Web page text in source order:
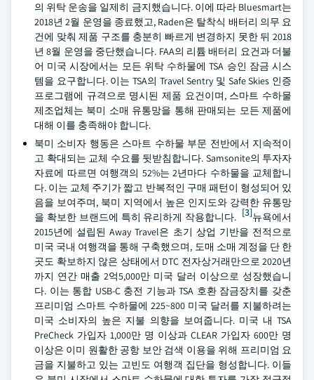
의 위탁 운송을 일제히 금지했습니다. 이에 따라 Bluesmart는
2018년 2월 운영을 종료했고, Raden은 탈착식 배터리 의무 요
건에 맞춰 제품 구조를 충분히 빠르게 변경하지 못한 뒤 2018
년 8월 운영을 중단했습니다. FAA의 리튬 배터리 요건과 더불
어 미국 시장에서는 모든 위탁 수하물에 TSA 승인 잠금 시스
템을 요구합니다. 이는 TSA의 Travel Sentry 및 Safe Skies 인증
프로그램에 규격으로 명시된 제품 요건이며, 스마트 수하물
제조업체는 북미 소매 유통망을 통해 판매되는 모든 제품에
대해 이를 충족해야 합니다.
북미 소비자 행동은 스마트 수하물 부문 전반에서 지속적이
고 확대되는 교체 수요를 뒷받침합니다. Samsonite의 투자자
자료에 따르면 여행객의 52%는 2년마다 수하물을 교체합니
다. 이는 교체 주기가 짧고 반복적인 구매 패턴이 형성되어 있
음을 보여주며, 북미 지역에서 높은 인지도와 강력한 유통망
을 확보한 브랜드에 특히 유리하게 작용합니다. [3]뉴욕에서
2015년에 설립된 Away Travel은 초기 상업 기반을 전적으로
미국 국내 여행객을 통해 구축했으며, 도매 소매 계정을 단 한
곳도 확보하지 않은 상태에서 DTC 전자상거래만으로 2020년
까지 연간 매출 2억5,000만 미국 달러 이상으로 성장했습니
다. 이는 통합 USB-C 충전 기능과 TSA 호환 잠금장치를 갖춘
프리미엄 스마트 수하물에 225~800 미국 달러를 지불하려는
미국 소비자의 높은 지불 의향을 보여줍니다. 미국 내 TSA
PreCheck 가입자 1,000만 명 이상과 CLEAR 가입자 600만 명
이상은 이미 원활한 공항 보안 검색 이용을 위해 프리미엄 요
금을 지불하고 있는 고빈도 여행객 집단을 형성합니다. 이들